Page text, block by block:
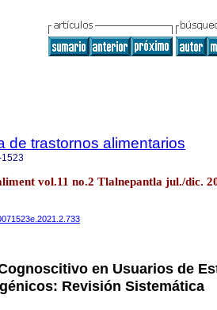
de trastornos alimentarios
vol.11 no.2 Tlalnepantla jul./dic.
en Usuarios de
Revisión Sistemática